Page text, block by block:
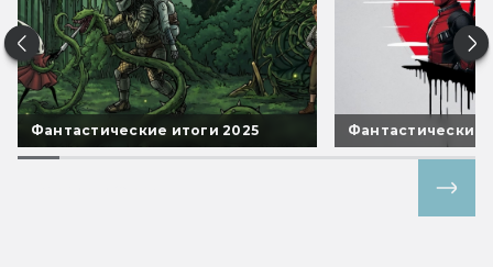
Фантастические итоги 2025 Фантастические